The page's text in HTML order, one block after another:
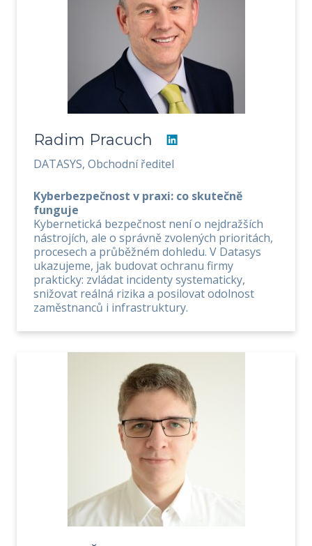
Radim Pracuch
DATASYS, Obchodní ředitel
Kyberbezpečnost v praxi: co skutečně
funguje
Kybernetická bezpečnost není o nejdražších
nástrojích, ale o správně zvolených prioritách,
procesech a průběžném dohledu. V Datasys
ukazujeme, jak budovat ochranu firmy
prakticky: zvládat incidenty systematicky,
snižovat reálná rizika a posilovat odolnost
zaměstnanců i infrastruktury.